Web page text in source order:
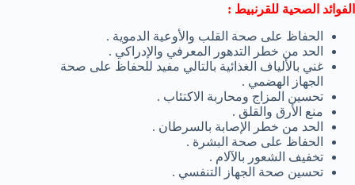
الفوائد الصحية للقرنبيط :
الحفاظ على صحة القلب والأوعية الدموية .
الحد من خطر التدهور المعرفي والإدراكي .
غني بالألياف الغذائية بالتالي مفيد للحفاظ على صحة
الجهاز الهضمي .
تحسين المزاج ومحاربة الاكتئاب .
منع الأرق والقلق .
الحد من خطر الإصابة بالسرطان .
الحفاظ على صحة البشرة .
تخفيف الشعور بالآلام .
تحسين صحة الجهاز التنفسي .